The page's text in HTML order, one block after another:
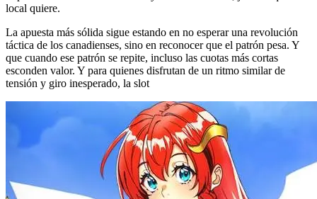
local quiere.
La apuesta más sólida sigue estando en no esperar una revolución
táctica de los canadienses, sino en reconocer que el patrón pesa. Y
que cuando ese patrón se repite, incluso las cuotas más cortas
esconden valor. Y para quienes disfrutan de un ritmo similar de
tensión y giro inesperado, la slot